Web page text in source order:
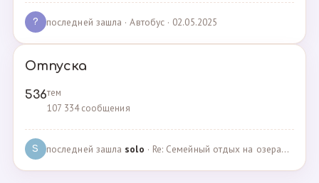
? последней зашла · Автобус · 02.05.2025
Отпуска
536тем
107 334 сообщения
S последней зашла solo · Re: Семейный отдых на озерах Челябинской области. П… · 04.05.2025